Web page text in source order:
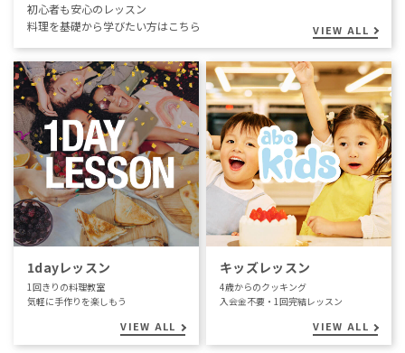
初心者も安心のレッスン
料理を基礎から学びたい方はこちら
VIEW ALL
1dayレッスン
1回きりの料理教室
気軽に手作りを楽しもう
VIEW ALL
キッズレッスン
4歳からのクッキング
入会金不要・1回完結レッスン
VIEW ALL